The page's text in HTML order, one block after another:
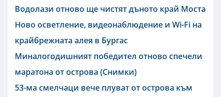
Водолази отново ще чистят дъното край Моста
Ново осветление, видеонаблюдение и Wi-Fi на
крайбрежната алея в Бургас
Миналогодишният победител отново спечели
маратона от острова (Снимки)
53-ма смелчаци вече плуват от острова към